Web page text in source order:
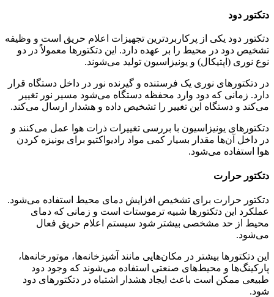
دتکتور دود
دتکتور دود یکی از پرکاربردترین تجهیزات اعلام حریق است و وظیفه
تشخیص دود در محیط را بر عهده دارد. این دتکتورها معمولاً در دو
نوع نوری (اپتیکال) و یونیزاسیون تولید می‌شوند.
در دتکتورهای نوری یک فرستنده و گیرنده نور در داخل دستگاه قرار
دارد. زمانی که دود وارد محفظه دستگاه می‌شود مسیر نور تغییر
می‌کند و دستگاه این تغییر را تشخیص داده و هشدار ارسال می‌کند.
دتکتورهای یونیزاسیون با بررسی تغییرات ذرات هوا عمل می‌کنند و
در داخل آن‌ها مقدار بسیار کمی مواد رادیواکتیو برای یونیزه کردن
هوا استفاده می‌شود.
دتکتور حرارت
دتکتور حرارت برای تشخیص افزایش دمای محیط استفاده می‌شود.
عملکرد این دتکتورها شبیه ترموستات است و زمانی که دمای
محیط از حد مشخصی بیشتر شود سیستم اعلام حریق فعال
می‌شود.
این دتکتورها بیشتر در مکان‌هایی مانند آشپزخانه‌ها، موتورخانه‌ها،
پارکینگ‌ها و محیط‌های صنعتی استفاده می‌شوند که وجود دود
طبیعی ممکن است باعث ایجاد هشدار اشتباه در دتکتورهای دود
شود.